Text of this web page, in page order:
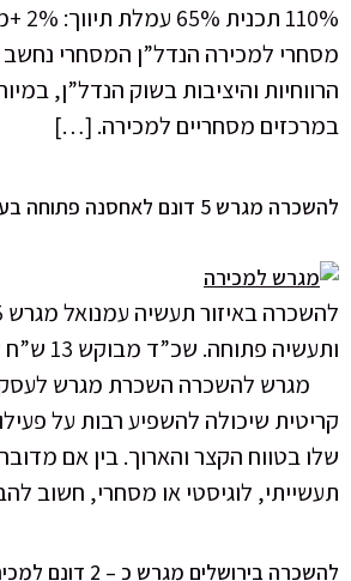
מסחרי למכירה הנדל”ן המסחרי
הרווחיות והיציבות בשוק הנדל”ן,
במרכזים מסחריים למכירה. […]
להשכרה מגרש 5 דונם לאחסנה פתוחה בעמנואל
ותעשיה
מגרש להשכרה השכרת מגרש
קריטית שיכולה להשפיע רבות על
שלו בטווח הקצר והארוך. בין אם
תעשייתי, לוגיסטי או מסחרי, חשוב
להשכרה בירושלים מגרש כ – 2 דונם למכירת רכב